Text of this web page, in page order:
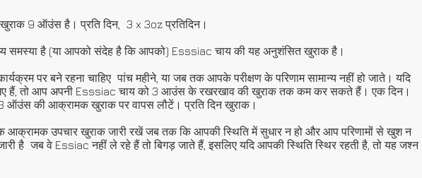
9 ऑउंस है। प्रति दिन, 3 x 3oz प्रतिदिन।
समस्या है (या आपको संदेह है कि आपको) Esssiac चाय की यह अनुशंसित खुराक है।
पर बने रहना चाहिए पांच महीने, या जब तक आपके परीक्षण के परिणाम सामान्य नहीं हो जाते। यदि
गए हैं, तो आप अपनी Esssiac चाय को 3 आउंस के रखरखाव की खुराक तक कम कर सकते हैं। एक दिन।
ऑउंस की आक्रामक खुराक पर वापस लौटें। प्रति दिन खुराक।
आक्रामक उपचार खुराक जारी रखें जब तक कि आपकी स्थिति में सुधार न हो और आप परिणामों से खुश न
है जब वे Essiac नहीं ले रहे हैं तो बिगड़ जाते हैं, इसलिए यदि आपकी स्थिति स्थिर रहती है, तो यह जश्न